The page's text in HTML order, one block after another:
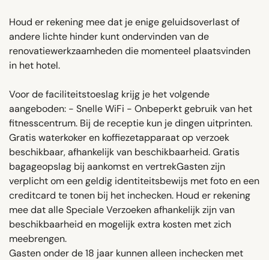
Houd er rekening mee dat je enige geluidsoverlast of
andere lichte hinder kunt ondervinden van de
renovatiewerkzaamheden die momenteel plaatsvinden
in het hotel.
Voor de faciliteitstoeslag krijg je het volgende
aangeboden: - Snelle WiFi - Onbeperkt gebruik van het
fitnesscentrum. Bij de receptie kun je dingen uitprinten.
Gratis waterkoker en koffiezetapparaat op verzoek
beschikbaar, afhankelijk van beschikbaarheid. Gratis
bagageopslag bij aankomst en vertrekGasten zijn
verplicht om een ​​geldig identiteitsbewijs met foto en een
creditcard te tonen bij het inchecken. Houd er rekening
mee dat alle Speciale Verzoeken afhankelijk zijn van
beschikbaarheid en mogelijk extra kosten met zich
meebrengen.
Gasten onder de 18 jaar kunnen alleen inchecken met